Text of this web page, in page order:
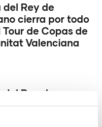
del Rey de
cierra por todo
Tour de Copas de
Valenciana
Rey de
se decide en